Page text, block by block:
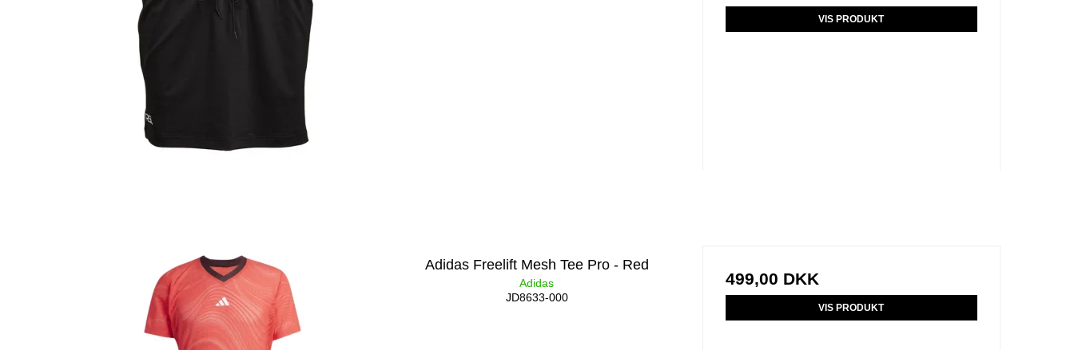
VIS PRODUKT
Adidas Freelift Mesh Tee Pro - Red
Adidas
JD8633-000
499,00 DKK
VIS PRODUKT